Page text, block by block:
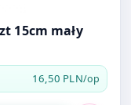
16,50 PLN